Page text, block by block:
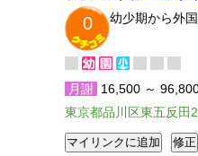
0 幼少期から外
月謝 16,500 ～
東京都品川区東五反田